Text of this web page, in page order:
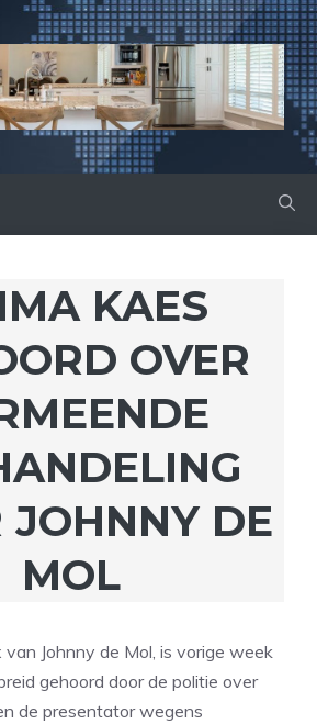
KAES
OVER
JOHNNY DE
MOL
van Johnny de Mol, is vorige week
gehoord door de politie over
de presentator wegens